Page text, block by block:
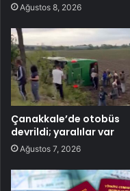
Ağustos 8, 2026
Çanakkale’de otobüs
devrildi; yaralılar var
Ağustos 7, 2026